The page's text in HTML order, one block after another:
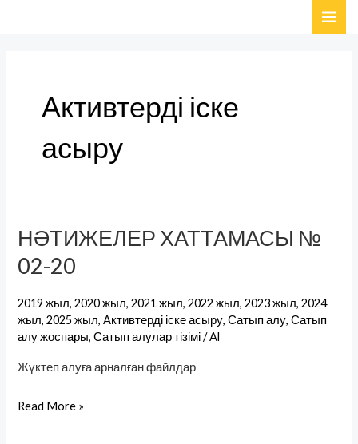
Активтерді іске
асыру
НӘТИЖЕЛЕР ХАТТАМАСЫ №
02-20
2019 жыл,2020 жыл,2021 жыл,2022 жыл,2023 жыл,2024
жыл,2025 жыл,Активтерді іске асыру,Сатып алу,Сатып
алу жоспары,Сатып алулар тізімі/Al
Жүктеп алуға арналған файлдар
НӘТИЖЕЛЕР
ХАТТАМАСЫ
№
02-
20
Read More »